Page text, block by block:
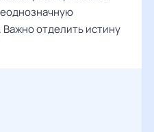
отделить истину